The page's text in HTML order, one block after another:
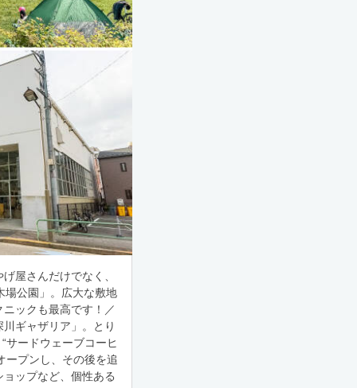
屋さんだけでなく、
場公園」。広大な敷地
ックも最高です！／
ギャザリア」。とり
サードウェーブコーヒ
ープンし、その後を追
ップなど、個性ある